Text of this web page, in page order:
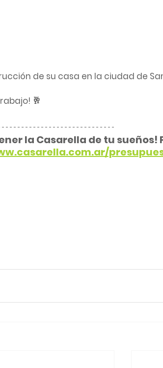
de su casa en la ciudad de
🥂
la Casarella de tu sueños!